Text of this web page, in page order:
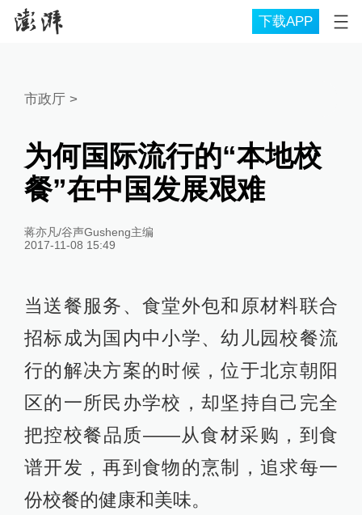
下载APP
市政厅>
为何国际流行的“本地校
餐”在中国发展艰难
蒋亦凡/谷声Gusheng主编
2017-11-08 15:49
当送餐服务、食堂外包和原材料联合
招标成为国内中小学、幼儿园校餐流
行的解决方案的时候，位于北京朝阳
区的一所民办学校，却坚持自己完全
把控校餐品质——从食材采购，到食
谱开发，再到食物的烹制，追求每一
份校餐的健康和美味。